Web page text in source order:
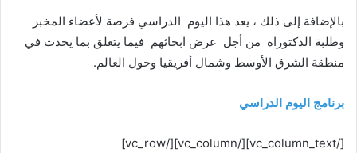
بالإضافة إلى ذلك ، يعد هذا اليوم الدراسي فرصة لأعضاء المخبر
وطلبة الدكتوراه من أجل عرض ابحاثهم فيما يتعلق بما يحدث في
منطقة الشرق الأوسط وشمال أفريقيا وحول العالم.
برنامج اليوم الدراسي
[/vc_column_text][/vc_column][/vc_row]